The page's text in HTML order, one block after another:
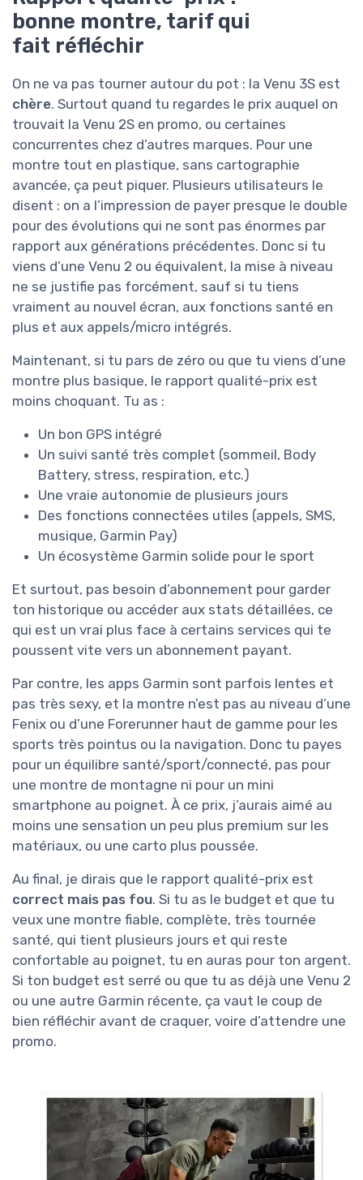
bonne montre, tarif qui
fait réfléchir
On ne va pas tourner autour du pot : la Venu 3S est
chère. Surtout quand tu regardes le prix auquel on
trouvait la Venu 2S en promo, ou certaines
concurrentes chez d’autres marques. Pour une
montre tout en plastique, sans cartographie
avancée, ça peut piquer. Plusieurs utilisateurs le
disent : on a l’impression de payer presque le double
pour des évolutions qui ne sont pas énormes par
rapport aux générations précédentes. Donc si tu
viens d’une Venu 2 ou équivalent, la mise à niveau
ne se justifie pas forcément, sauf si tu tiens
vraiment au nouvel écran, aux fonctions santé en
plus et aux appels/micro intégrés.
Maintenant, si tu pars de zéro ou que tu viens d’une
montre plus basique, le rapport qualité-prix est
moins choquant. Tu as :
Un bon GPS intégré
Un suivi santé très complet (sommeil, Body
Battery, stress, respiration, etc.)
Une vraie autonomie de plusieurs jours
Des fonctions connectées utiles (appels, SMS,
musique, Garmin Pay)
Un écosystème Garmin solide pour le sport
Et surtout, pas besoin d’abonnement pour garder
ton historique ou accéder aux stats détaillées, ce
qui est un vrai plus face à certains services qui te
poussent vite vers un abonnement payant.
Par contre, les apps Garmin sont parfois lentes et
pas très sexy, et la montre n’est pas au niveau d’une
Fenix ou d’une Forerunner haut de gamme pour les
sports très pointus ou la navigation. Donc tu payes
pour un équilibre santé/sport/connecté, pas pour
une montre de montagne ni pour un mini
smartphone au poignet. À ce prix, j’aurais aimé au
moins une sensation un peu plus premium sur les
matériaux, ou une carto plus poussée.
Au final, je dirais que le rapport qualité-prix est
correct mais pas fou. Si tu as le budget et que tu
veux une montre fiable, complète, très tournée
santé, qui tient plusieurs jours et qui reste
confortable au poignet, tu en auras pour ton argent.
Si ton budget est serré ou que tu as déjà une Venu 2
ou une autre Garmin récente, ça vaut le coup de
bien réfléchir avant de craquer, voire d’attendre une
promo.